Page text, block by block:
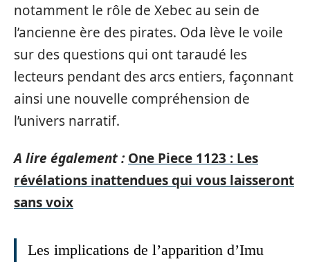
notamment le rôle de Xebec au sein de
l’ancienne ère des pirates. Oda lève le voile
sur des questions qui ont taraudé les
lecteurs pendant des arcs entiers, façonnant
ainsi une nouvelle compréhension de
l’univers narratif.
A lire également : One Piece 1123 : Les
révélations inattendues qui vous laisseront
sans voix
Les implications de l’apparition d’Imu